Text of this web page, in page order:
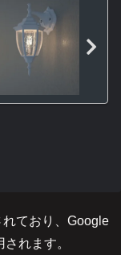
ており、Google
されます。